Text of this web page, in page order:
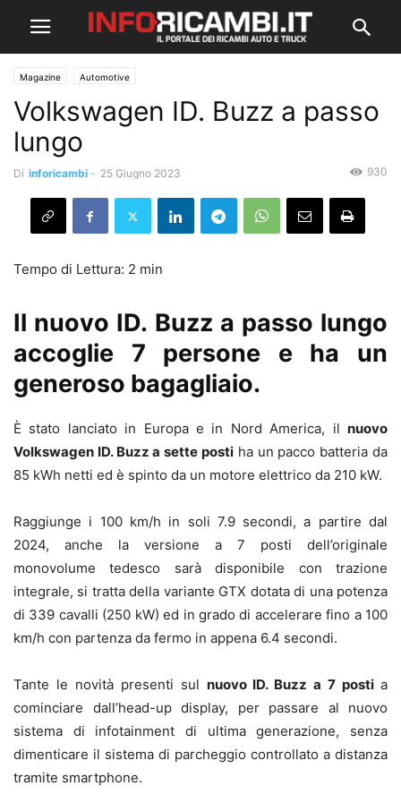
Magazine Automotive
Volkswagen ID. Buzz a passo
lungo
Di inforicambi - 25 Giugno 2023 930
Il nuovo ID. Buzz a passo lungo
accoglie 7 persone e ha un
generoso bagagliaio.
È stato lanciato in Europa e in Nord America, il nuovo
Volkswagen ID. Buzz a sette posti ha un pacco batteria da
85 kWh netti ed è spinto da un motore elettrico da 210 kW.
Raggiunge i 100 km/h in soli 7.9 secondi, a partire dal
2024, anche la versione a 7 posti dell’originale
monovolume tedesco sarà disponibile con trazione
integrale, si tratta della variante GTX dotata di una potenza
di 339 cavalli (250 kW) ed in grado di accelerare fino a 100
km/h con partenza da fermo in appena 6.4 secondi.
Tante le novità presenti sul nuovo ID. Buzz a 7 postia
cominciare dall’head-up display, per passare al nuovo
sistema di infotainment di ultima generazione, senza
dimenticare il sistema di parcheggio controllato a distanza
tramite smartphone.